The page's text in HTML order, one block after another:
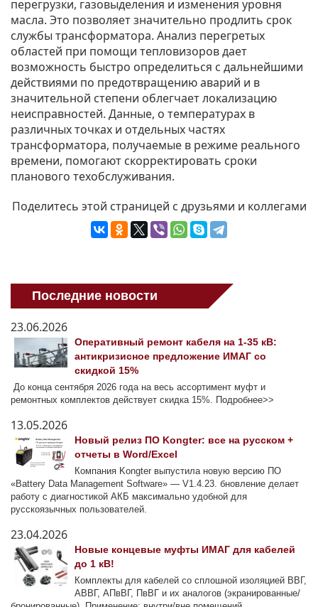
перегрузки, газовыделения и изменения уровня
масла. Это позволяет значительно продлить срок
службы трансформатора. Анализ перегретых
областей при помощи тепловизоров дает
возможность быстро определиться с дальнейшими
действиями по предотвращению аварий и в
значительной степени облегчает локализацию
неисправностей. Данные, о температурах в
различных точках и отдельных частях
трансформатора, получаемые в режиме реального
времени, помогают скорректировать сроки
планового техобслуживания.
Поделитесь этой страницей с друзьями и коллегами
Последние новости
23.06.2026
Оперативный ремонт кабеля на 1-35 кВ:
антикризисное предложение ИМАГ со
скидкой 15%
До конца сентября 2026 года на весь ассортимент муфт и
ремонтных комплектов действует скидка 15%. Подробнее>>
13.05.2026
Новый релиз ПО Kongter: все на русском +
отчеты в Word/Excel
Компания Kongter выпустила новую версию ПО
«Battery Data Management Software» — V1.4.23. бновление делает
работу с диагностикой АКБ максимально удобной для
русскоязычных пользователей.
23.04.2026
Новые концевые муфты ИМАГ для кабелей
до 1 кВ!
Комплекты для кабелей со сплошной изоляцией ВВГ,
АВВГ, АПвВГ, ПвВГ и их аналогов (экранированные/